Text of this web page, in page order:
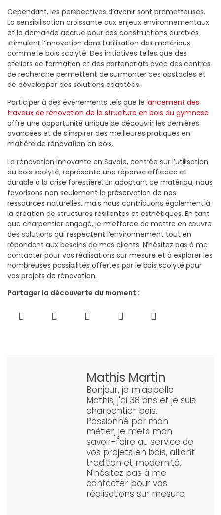
Cependant, les perspectives d’avenir sont prometteuses.
La sensibilisation croissante aux enjeux environnementaux
et la demande accrue pour des constructions durables
stimulent l’innovation dans l’utilisation des matériaux
comme le bois scolyté. Des initiatives telles que des
ateliers de formation et des partenariats avec des centres
de recherche permettent de surmonter ces obstacles et
de développer des solutions adaptées.
Participer à des événements tels que le lancement des
travaux de rénovation de la structure en bois du gymnase
offre une opportunité unique de découvrir les dernières
avancées et de s’inspirer des meilleures pratiques en
matière de rénovation en bois.
La rénovation innovante en Savoie, centrée sur l’utilisation
du bois scolyté, représente une réponse efficace et
durable à la crise forestière. En adoptant ce matériau, nous
favorisons non seulement la préservation de nos
ressources naturelles, mais nous contribuons également à
la création de structures résilientes et esthétiques. En tant
que charpentier engagé, je m’efforce de mettre en œuvre
des solutions qui respectent l’environnement tout en
répondant aux besoins de mes clients. N’hésitez pas à me
contacter pour vos réalisations sur mesure et à explorer les
nombreuses possibilités offertes par le bois scolyté pour
vos projets de rénovation.
Partager la découverte du moment :
Mathis Martin
Bonjour, je m'appelle
Mathis, j'ai 38 ans et je suis
charpentier bois.
Passionné par mon
métier, je mets mon
savoir-faire au service de
vos projets en bois, alliant
tradition et modernité.
N'hésitez pas à me
contacter pour vos
réalisations sur mesure.